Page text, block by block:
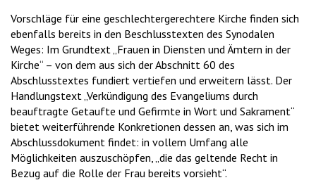
Vorschläge für eine geschlechtergerechtere Kirche finden sich
ebenfalls bereits in den Beschlusstexten des Synodalen
Weges: Im Grundtext „Frauen in Diensten und Ämtern in der
Kirche“ – von dem aus sich der Abschnitt 60 des
Abschlusstextes fundiert vertiefen und erweitern lässt. Der
Handlungstext „Verkündigung des Evangeliums durch
beauftragte Getaufte und Gefirmte in Wort und Sakrament“
bietet weiterführende Konkretionen dessen an, was sich im
Abschlussdokument findet: in vollem Umfang alle
Möglichkeiten auszuschöpfen, „die das geltende Recht in
Bezug auf die Rolle der Frau bereits vorsieht“.